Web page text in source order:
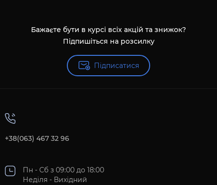
Бажаєте бути в курсі всіх акцій та знижок?
Підпишіться на розсилку
Підписатися
+38(063) 467 32 96
Пн - Сб з 09:00 до 18:00
Неділя - Вихідний